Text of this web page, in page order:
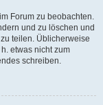
Forum zu beobachten.
und zu löschen und
teilen. Üblicherweise
etwas nicht zum
schreiben.